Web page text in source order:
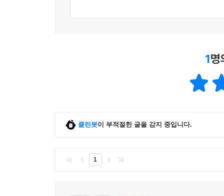
1명
클린봇이 부적절한 글을 감지 중입니다.
1